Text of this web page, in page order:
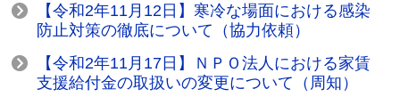
【令和2年11月12日】寒冷な場面における感染
防止対策の徹底について（協力依頼）
【令和2年11月17日】ＮＰＯ法人における家賃
支援給付金の取扱いの変更について（周知）